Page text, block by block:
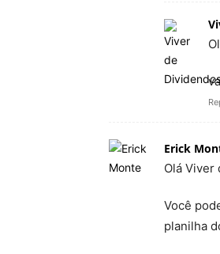
Erick
Olá Viver
Você
planilha